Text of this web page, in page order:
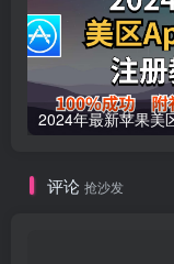
评论 抢沙发